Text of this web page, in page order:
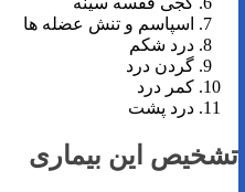
اسپاسم و تنش عضله ها
درد شکم
گردن درد
کمر درد
درد پشت
تشخیص این بیماری